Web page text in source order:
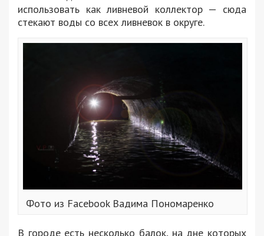
использовать как ливневой коллектор — сюда
стекают воды со всех ливневок в округе.
Фото из Facebook Вадима Пономаренко
В городе есть несколько балок, на дне которых